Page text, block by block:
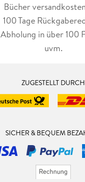
Bücher
100 Tage
Abholung in über 100
uvm.
ZUGESTELLT DURCH
SICHER & BEQUEM